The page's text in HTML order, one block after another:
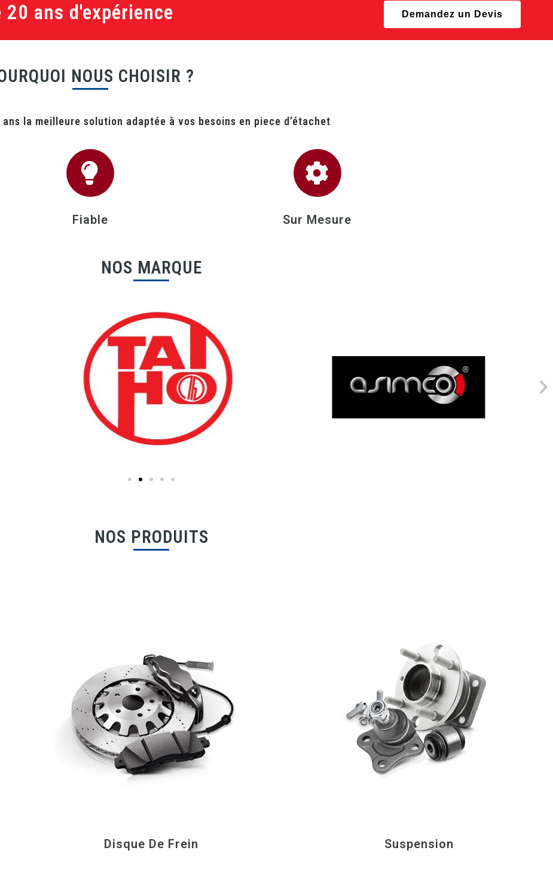
20 ans d'expérience Demandez un Devis
NOUS CHOISIR ?
la meilleure solution adaptée à vos besoins en piece d’étachet
Fiable Sur Mesure
NOS MARQUE
NOS PRODUITS
Disque De Frein Suspension